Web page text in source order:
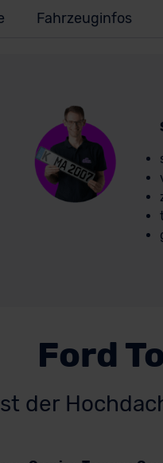
Fahrzeuginfos
Ford
der